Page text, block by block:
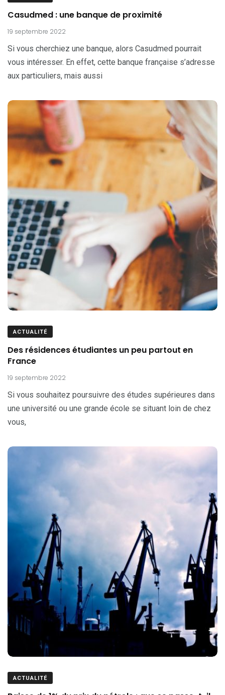
Casudmed : une banque de proximité
19 septembre 2022
Si vous cherchiez une banque, alors Casudmed pourrait
vous intéresser. En effet, cette banque française s’adresse
aux particuliers, mais aussi
ACTUALITÉ
Des résidences étudiantes un peu partout en
France
19 septembre 2022
Si vous souhaitez poursuivre des études supérieures dans
une université ou une grande école se situant loin de chez
vous,
ACTUALITÉ